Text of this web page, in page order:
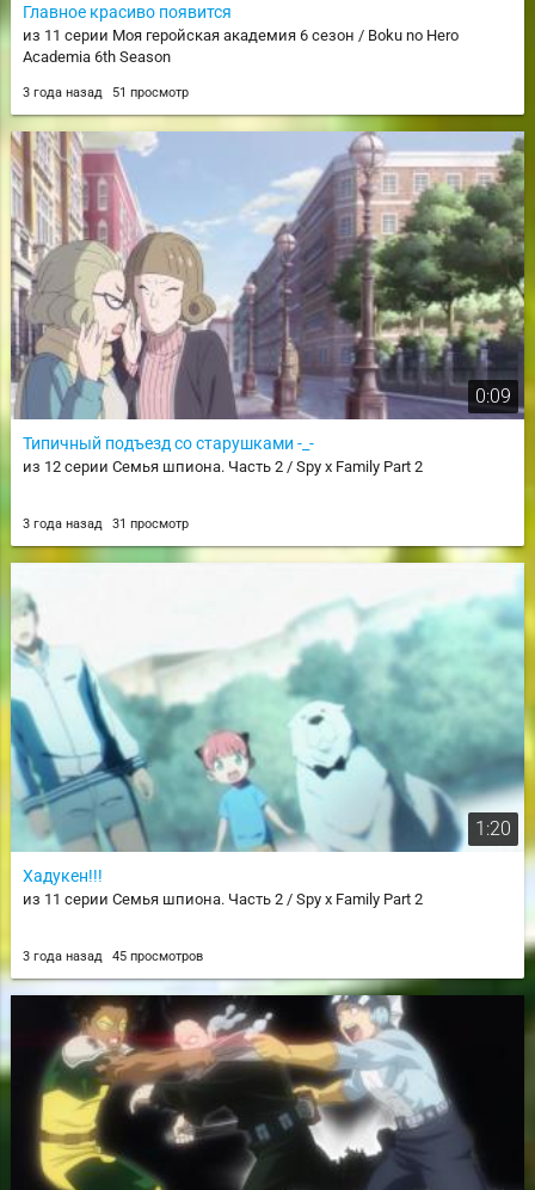
Главное красиво появится
из 11 серии Моя геройская академия 6 сезон / Boku no Hero
Academia 6th Season
3 года назад 51 просмотр
0:09
Типичный подъезд со старушками -_-
из 12 серии Семья шпиона. Часть 2 / Spy x Family Part 2
3 года назад 31 просмотр
1:20
Хадукен!!!
из 11 серии Семья шпиона. Часть 2 / Spy x Family Part 2
3 года назад 45 просмотров